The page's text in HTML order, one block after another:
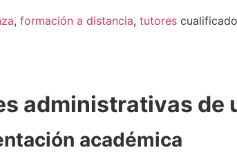
, formación a distancia, tutores
administrativas de
académica